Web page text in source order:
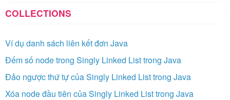
COLLECTIONS
Ví dụ danh sách liên kết đơn Java
Đếm số node trong Singly Linked List trong Java
Đảo ngược thứ tự của Singly Linked List trong Java
Xóa node đầu tiên của Singly Linked List trong Java